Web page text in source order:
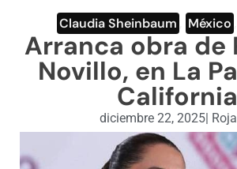
ENGLISH SECTION
VIDEOS
Claudia Sheinbaum México
Arranca obra de
Novillo, en La
California
diciembre 22, 2025|